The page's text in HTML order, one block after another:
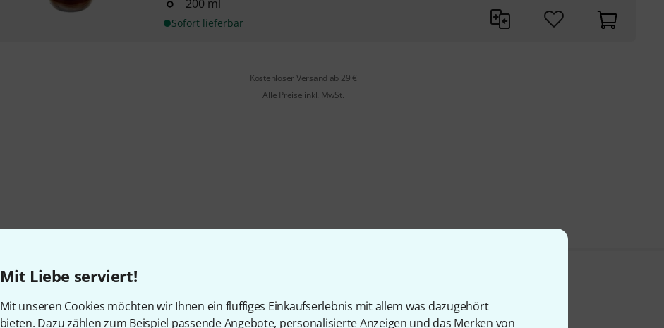
Mit Liebe serviert!
Mit unseren Cookies möchten wir Ihnen ein fluffiges Einkaufserlebnis mit allem was dazugehört
bieten. Dazu zählen zum Beispiel passende Angebote, personalisierte Anzeigen und das Merken von
200 ml
Sofort lieferbar
Kostenloser Versand ab 29 €
Alle Preise inkl. MwSt.
Gefällt Ihnen, was Sie sehen?